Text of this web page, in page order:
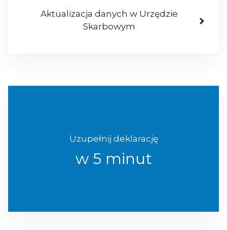
Aktualizacja danych w Urzędzie
Skarbowym
Uzupełnij deklarację
w 5 minut